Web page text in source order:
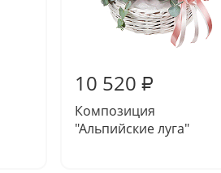
10 520 ₽
Композиция
"Альпийские луга"